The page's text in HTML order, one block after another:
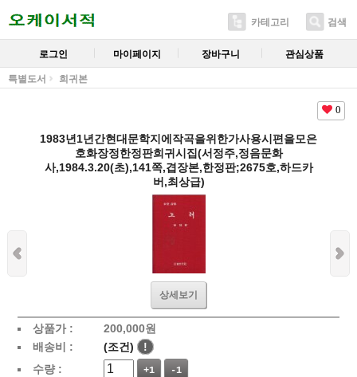
카테고리 검색
로그인 마이페이지 장바구니 관심상품
특별도서 희귀본
0
1983년1년간현대문학지에작곡을위한가사용시편을모은
호화장정한정판희귀시집(서정주,정음문화
사,1984.3.20(초),141쪽,겹장본,한정판;2675호,하드카
버,최상급)
상세보기
상품가 : 200,000원
배송비 :
(조건)
!
수량 :
+1 -1